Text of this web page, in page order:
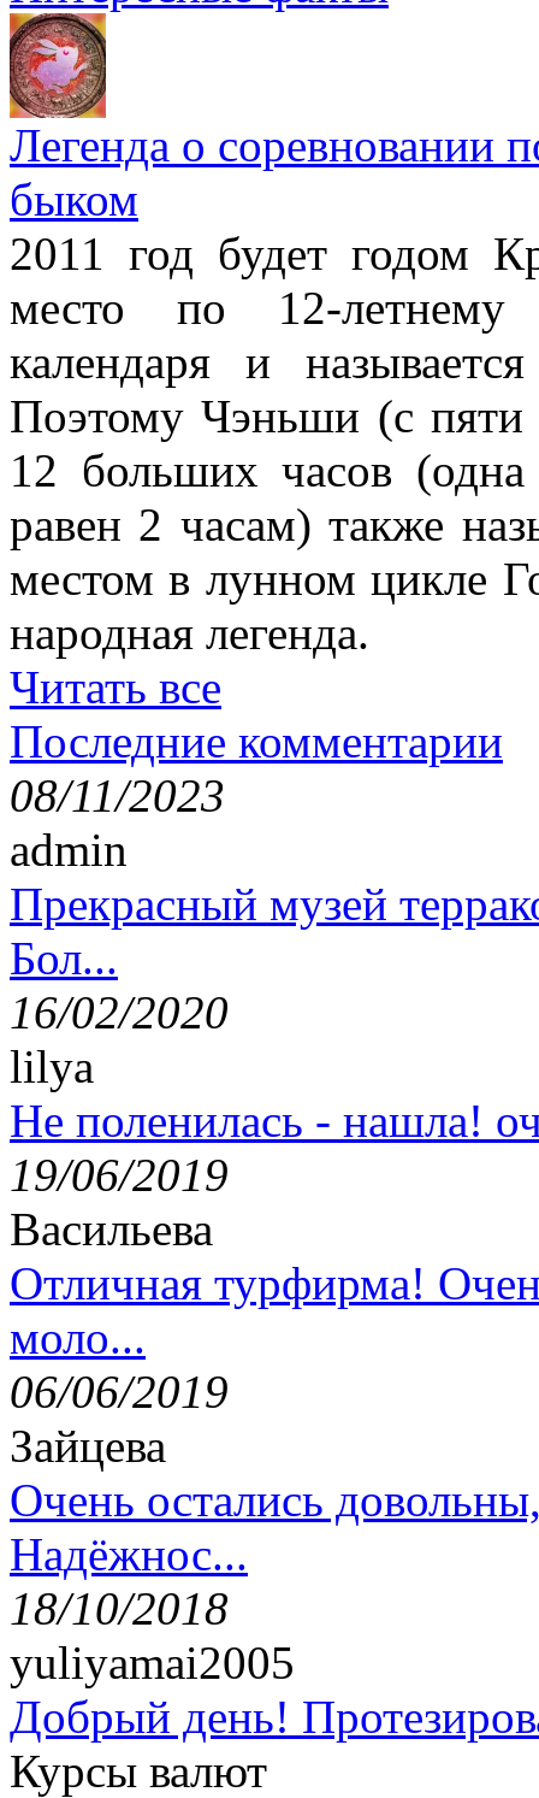
Легенда о соревновании
быком
2011 год будет годом
место по 12-летнему
календаря и
Поэтому Чэньши (с пяти
12 больших часов (одна
равен 2 часам) также
местом в лунном цикле
народная легенда.
Читать все
Последние комментарии
08/11/2023
admin
Прекрасный музей
Бол...
16/02/2020
lilya
Не поленилась - нашла!
19/06/2019
Васильева
Отличная турфирма!
моло...
06/06/2019
Зайцева
Очень остались
Надёжнос...
18/10/2018
yuliyamai2005
Добрый день!
Курсы валют